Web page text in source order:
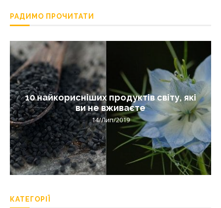
РАДИМО ПРОЧИТАТИ
10 найкорисніших продуктів світу, які
ви не вживаєте
14/Лип/2019
КАТЕГОРІЇ